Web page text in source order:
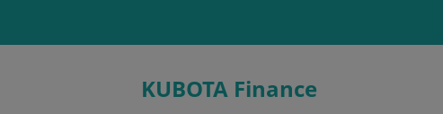
KUBOTA Finance